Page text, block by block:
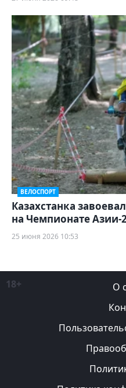
ВЕЛОСПОРТ
Казахстанка
на Чемпионате Азии-
25 июня 2026 10:53
18+
О